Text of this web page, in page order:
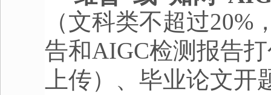
（文科类不超过20%
告和AIGC检测报告
上传）、毕业论文